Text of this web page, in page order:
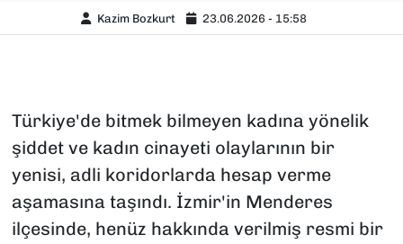
Kazim Bozkurt 23.06.2026 - 15:58
Türkiye'de bitmek bilmeyen kadına yönelik
şiddet ve kadın cinayeti olaylarının bir
yenisi, adli koridorlarda hesap verme
aşamasına taşındı. İzmir'in Menderes
ilçesinde, henüz hakkında verilmiş resmi bir